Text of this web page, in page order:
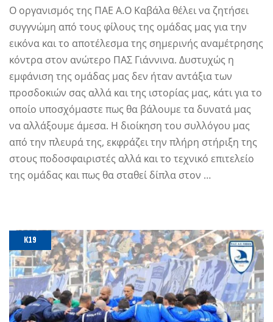
Ο οργανισμός της ΠΑΕ Α.Ο Καβάλα θέλει να ζητήσει
συγγνώμη από τους φίλους της ομάδας μας για την
εικόνα και το αποτέλεσμα της σημερινής αναμέτρησης
κόντρα στον ανώτερο ΠΑΣ Γιάννινα. Δυστυχώς η
εμφάνιση της ομάδας μας δεν ήταν αντάξια των
προσδοκιών σας αλλά και της ιστορίας μας, κάτι για το
οποίο υποσχόμαστε πως θα βάλουμε τα δυνατά μας
να αλλάξουμε άμεσα. Η διοίκηση του συλλόγου μας
από την πλευρά της, εκφράζει την πλήρη στήριξη της
στους ποδοσφαιριστές αλλά και το τεχνικό επιτελείο
της ομάδας και πως θα σταθεί δίπλα στον …
Κ19